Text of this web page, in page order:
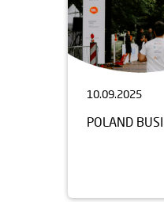
10.09.2025
POLAND